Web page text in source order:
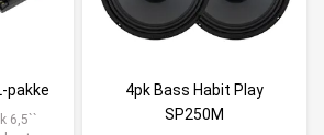
pakke
6,5``
4pk Bass Habit Play
SP250M